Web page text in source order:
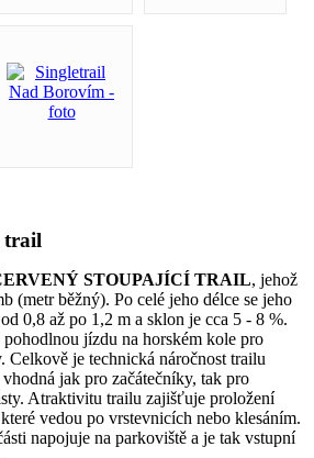
trail
STOUPAJÍCÍ TRAIL, jehož
(metr běžný). Po celé jeho délce se jeho
0,8 až po 1,2 m a sklon je cca 5 - 8 %.
jízdu na horském kole pro
Celkově je technická náročnost trailu
jak pro začátečníky, tak pro
Atraktivitu trailu zajišťuje proložení
vedou po vrstevnicích nebo klesáním.
napojuje na parkoviště a je tak vstupní